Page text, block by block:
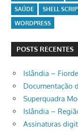
SAÚDE
SHELL
WORDPRESS
POSTS RECENTES
Islândia –
Documentação
Superquadra
Islândia –
Assinaturas